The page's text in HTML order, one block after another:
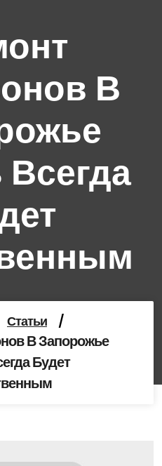
В
Статьи /
В Запорожье
Будет